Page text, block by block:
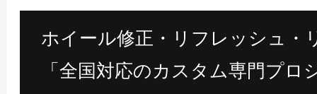
ホイール修正・リフレッシュ・
「全国対応のカスタム専門プ